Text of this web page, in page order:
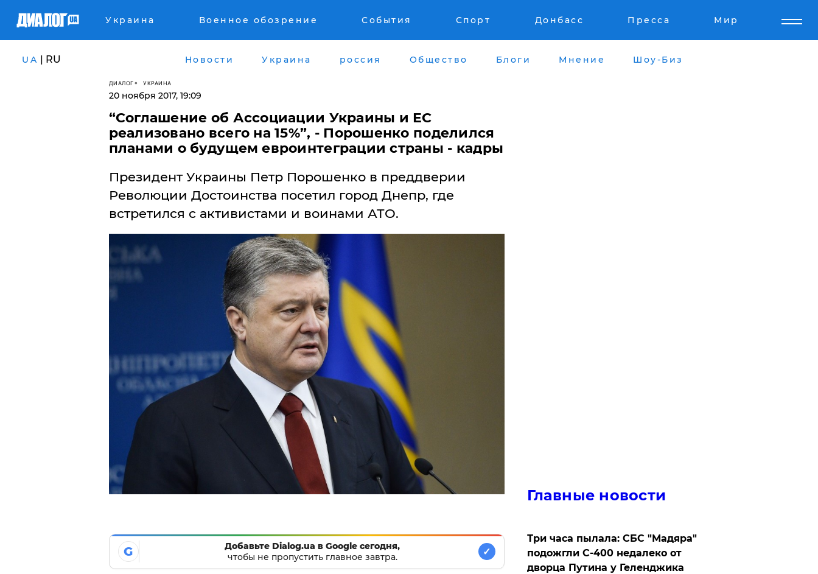
Украина Военное обозрение События Спорт Донбасс Пресса Мир
UA | RU Новости Украина россия Общество Блоги Мнение Шоу-Биз
ДИАЛОГ УКРАИНА
20 ноября 2017, 19:09
​“Соглашение об Ассоциации Украины и ЕС
реализовано всего на 15%”, - Порошенко поделился
планами о будущем евроинтеграции страны - кадры
Президент Украины Петр Порошенко в преддверии
Революции Достоинства посетил город Днепр, где
встретился с активистами и воинами АТО.
G
Добавьте Dialog.ua в Google сегодня,
чтобы не пропустить главное завтра.
✓
Главные новости
Три часа пылала: СБС "Мадяра"
подожгли С-400 недалеко от
дворца Путина у Геленджика